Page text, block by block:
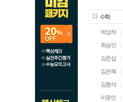
수학
박성하
최승인
김준섭
김은혜
김형석
이종민